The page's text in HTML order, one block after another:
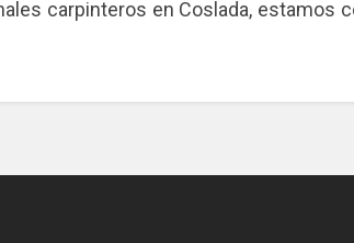
carpinteros en Coslada, estamos